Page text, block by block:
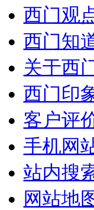
西门观
西门知
关于西
西门印
客户评
手机网
站内搜
网站地